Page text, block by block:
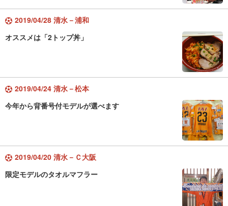
2019/04/28 清水－浦和
オススメは「2トップ丼」
2019/04/24 清水－松本
今年から背番号付モデルが選べます
2019/04/20 清水－Ｃ大阪
限定モデルのタオルマフラー